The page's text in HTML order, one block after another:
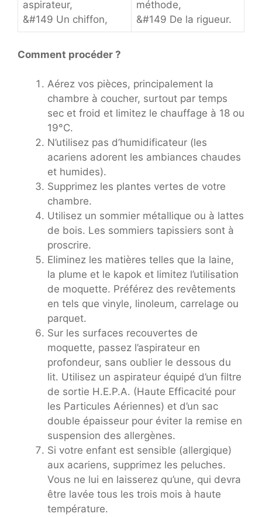
aspirateur,
&#149 Un chiffon,
méthode,
&#149 De la rigueur.
Comment procéder ?
Aérez vos pièces, principalement la
chambre à coucher, surtout par temps
sec et froid et limitez le chauffage à 18 ou
19°C.
N’utilisez pas d’humidificateur (les
acariens adorent les ambiances chaudes
et humides).
Supprimez les plantes vertes de votre
chambre.
Utilisez un sommier métallique ou à lattes
de bois. Les sommiers tapissiers sont à
proscrire.
Eliminez les matières telles que la laine,
la plume et le kapok et limitez l’utilisation
de moquette. Préférez des revêtements
en tels que vinyle, linoleum, carrelage ou
parquet.
Sur les surfaces recouvertes de
moquette, passez l’aspirateur en
profondeur, sans oublier le dessous du
lit. Utilisez un aspirateur équipé d’un filtre
de sortie H.E.P.A. (Haute Efficacité pour
les Particules Aériennes) et d’un sac
double épaisseur pour éviter la remise en
suspension des allergènes.
Si votre enfant est sensible (allergique)
aux acariens, supprimez les peluches.
Vous ne lui en laisserez qu’une, qui devra
être lavée tous les trois mois à haute
température.